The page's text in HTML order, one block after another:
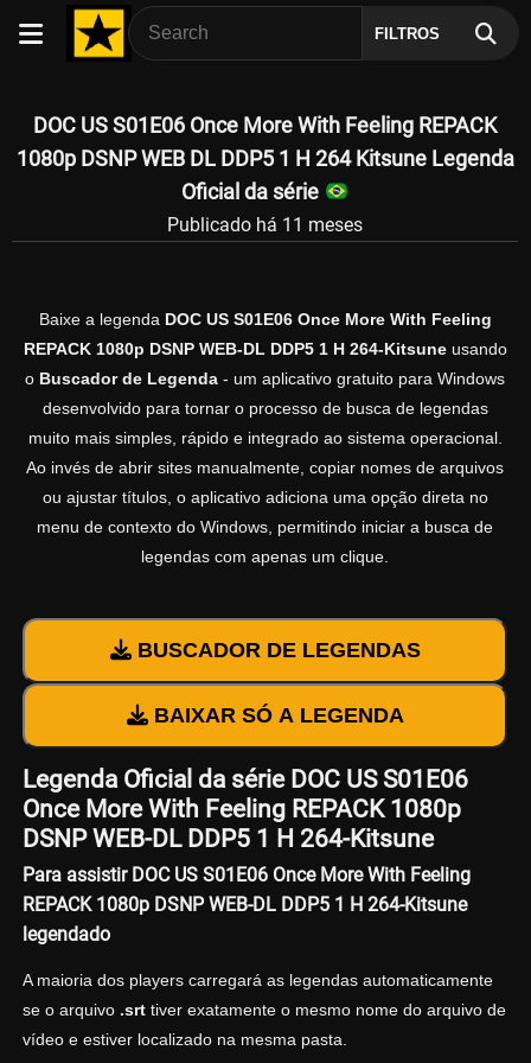
FILTROS
DOC US S01E06 Once More With Feeling REPACK
1080p DSNP WEB DL DDP5 1 H 264 Kitsune Legenda
Oficial da série
Publicado há 11 meses
Baixe a legenda DOC US S01E06 Once More With Feeling
REPACK 1080p DSNP WEB-DL DDP5 1 H 264-Kitsuneusando
o Buscador de Legenda - um aplicativo gratuito para Windows
desenvolvido para tornar o processo de busca de legendas
muito mais simples, rápido e integrado ao sistema operacional.
Ao invés de abrir sites manualmente, copiar nomes de arquivos
ou ajustar títulos, o aplicativo adiciona uma opção direta no
menu de contexto do Windows, permitindo iniciar a busca de
legendas com apenas um clique.
BUSCADOR DE LEGENDAS
BAIXAR SÓ A LEGENDA
Legenda Oficial da série DOC US S01E06
Once More With Feeling REPACK 1080p
DSNP WEB-DL DDP5 1 H 264-Kitsune
Para assistir DOC US S01E06 Once More With Feeling
REPACK 1080p DSNP WEB-DL DDP5 1 H 264-Kitsune
legendado
A maioria dos players carregará as legendas automaticamente
se o arquivo .srttiver exatamente o mesmo nome do arquivo de
vídeo e estiver localizado na mesma pasta.